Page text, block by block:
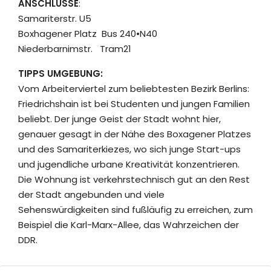
ANSCHLÜSSE:
Samariterstr. U5
Boxhagener Platz Bus 240•N40
Niederbarnimstr. Tram21
TIPPS UMGEBUNG:
Vom Arbeiterviertel zum beliebtesten Bezirk Berlins:
Friedrichshain ist bei Studenten und jungen Familien
beliebt. Der junge Geist der Stadt wohnt hier,
genauer gesagt in der Nähe des Boxagener Platzes
und des Samariterkiezes, wo sich junge Start-ups
und jugendliche urbane Kreativität konzentrieren.
Die Wohnung ist verkehrstechnisch gut an den Rest
der Stadt angebunden und viele
Sehenswürdigkeiten sind fußläufig zu erreichen, zum
Beispiel die Karl-Marx-Allee, das Wahrzeichen der
DDR.